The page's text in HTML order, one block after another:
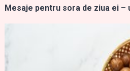
Mesaje pentru sora de ziua ei –